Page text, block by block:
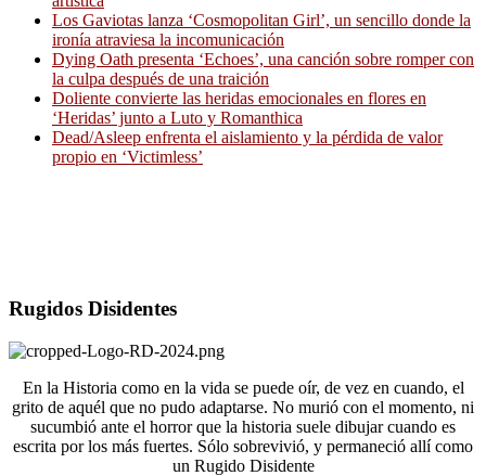
Los Gaviotas lanza ‘Cosmopolitan Girl’, un sencillo donde la
ironía atraviesa la incomunicación
Dying Oath presenta ‘Echoes’, una canción sobre romper con
la culpa después de una traición
Doliente convierte las heridas emocionales en flores en
‘Heridas’ junto a Luto y Romanthica
Dead/Asleep enfrenta el aislamiento y la pérdida de valor
propio en ‘Victimless’
Rugidos Disidentes
En la Historia como en la vida se puede oír, de vez en cuando, el
grito de aquél que no pudo adaptarse. No murió con el momento, ni
sucumbió ante el horror que la historia suele dibujar cuando es
escrita por los más fuertes. Sólo sobrevivió, y permaneció allí como
un Rugido Disidente